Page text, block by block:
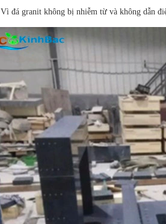
Vì đá granit không bị nhiễm từ và không dẫn